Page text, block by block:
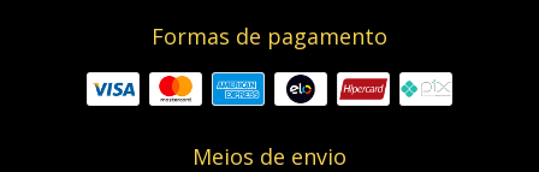
Formas de pagamento
Meios de envio